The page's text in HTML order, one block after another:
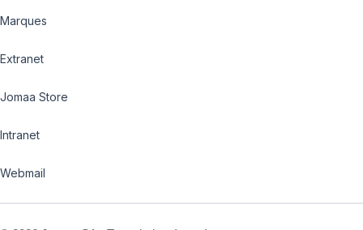
Marques
Extranet
Jomaa Store
Intranet
Webmail